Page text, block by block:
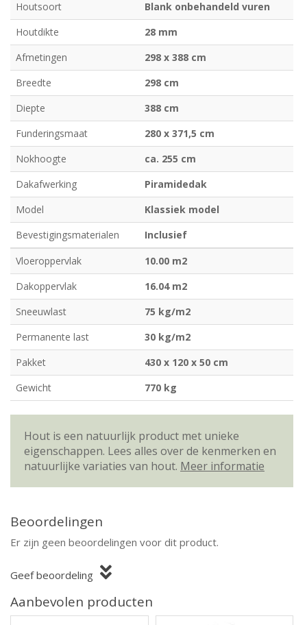
Houtsoort
Blank onbehandeld vuren
Houtdikte
28 mm
Afmetingen
298 x 388 cm
Breedte
298 cm
Diepte
388 cm
Funderingsmaat
280 x 371,5 cm
Nokhoogte
ca. 255 cm
Dakafwerking
Piramidedak
Model
Klassiek model
Bevestigingsmaterialen
Inclusief
Vloeroppervlak
10.00 m2
Dakoppervlak
16.04 m2
Sneeuwlast
75 kg/m2
Permanente last
30 kg/m2
Pakket
430 x 120 x 50 cm
Gewicht
770 kg
Hout is een natuurlijk product met unieke
eigenschappen. Lees alles over de kenmerken en
natuurlijke variaties van hout. Meer informatie
Beoordelingen
Er zijn geen beoordelingen voor dit product.
Geef beoordeling
Aanbevolen producten